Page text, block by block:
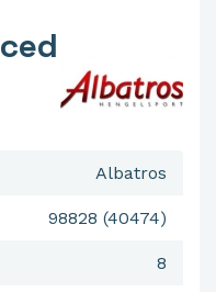
Albatros
98828 (40474)
8